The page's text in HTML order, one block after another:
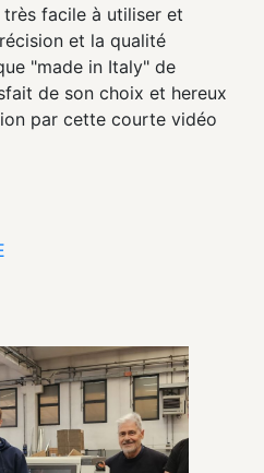
facile à utiliser et
et la qualité
"made in Italy" de
de son choix et hereux
par cette courte vidéo